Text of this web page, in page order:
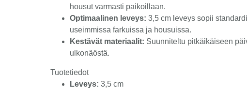
housut varmasti paikoillaan.
Optimaalinen leveys: 3,5 cm leveys sopii
useimmissa farkuissa ja housuissa.
Kestävät materiaalit: Suunniteltu pitkäikäiseen
ulkonäöstä.
Tuotetiedot
Leveys: 3,5 cm